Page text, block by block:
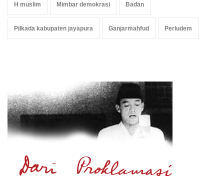
H muslim Mimbar demokrasi Badan
Pilkada kabupaten jayapura Ganjarmahfud Perludem